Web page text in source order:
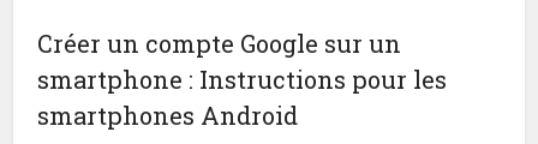
Créer un compte Google sur un
smartphone : Instructions pour les
smartphones Android